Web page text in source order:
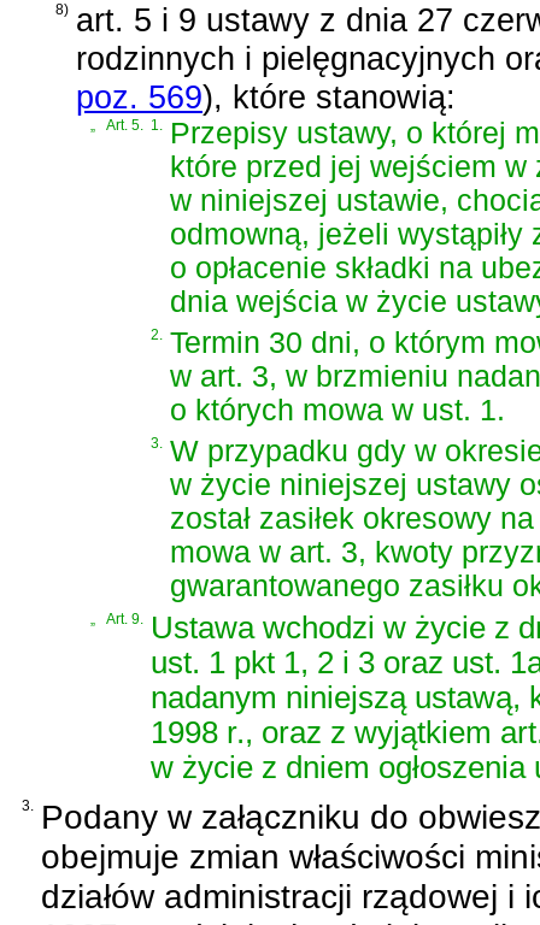
8) art. 5 i 9 ustawy z dnia 27
rodzinnych i pielęgnacyjnych
poz. 569), które stanowią:
„ Art. 5. 1. Przepisy ustawy, o której
które przed jej wejściem w
w niniejszej ustawie,
odmowną, jeżeli
o opłacenie składki na
dnia wejścia w życie
2. Termin 30 dni, o którym
w art. 3, w brzmieniu
o których mowa w ust. 1.
3. W przypadku gdy w
w życie niniejszej ustawy
został zasiłek okresowy
mowa w art. 3, kwoty
gwarantowanego zasiłku
„ Art. 9. Ustawa wchodzi w życie z
ust. 1 pkt 1, 2 i 3 oraz ust.
nadanym niniejszą ustawą,
1998 r., oraz z wyjątkiem
w życie z dniem ogłoszenia
3. Podany w załączniku do
obejmuje zmian właściwości
działów administracji rządowej